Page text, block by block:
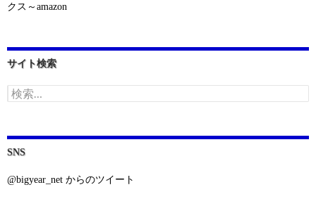
クス～amazon
サイト検索
検
索:
SNS
@bigyear_net からのツイート